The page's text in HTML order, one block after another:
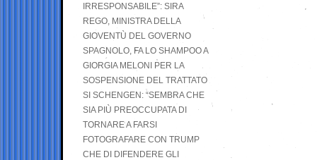
IRRESPONSABILE”: SIRA
REGO, MINISTRA DELLA
GIOVENTÙ DEL GOVERNO
SPAGNOLO, FA LO SHAMPOO A
GIORGIA MELONI PER LA
SOSPENSIONE DEL TRATTATO
SI SCHENGEN: “SEMBRA CHE
SIA PIÙ PREOCCUPATA DI
TORNARE A FARSI
FOTOGRAFARE CON TRUMP
CHE DI DIFENDERE GLI